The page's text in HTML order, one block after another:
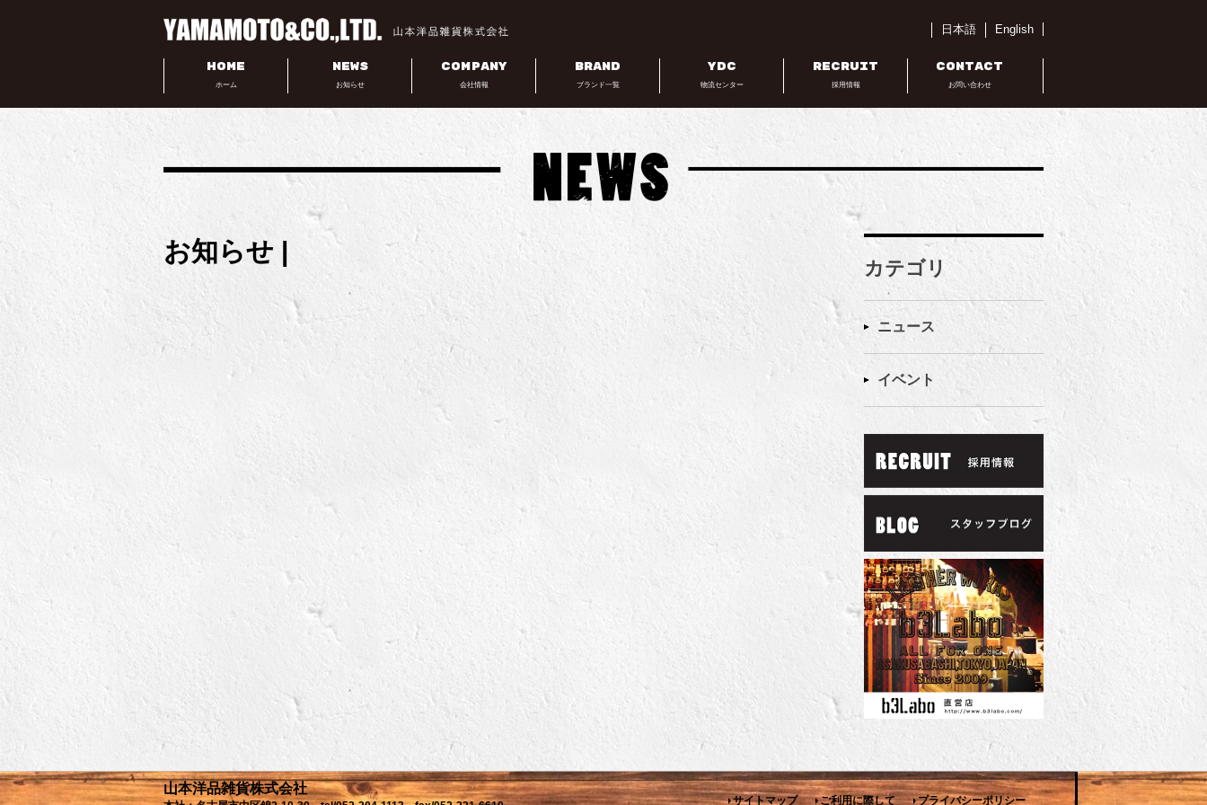
日本語 English
HOME
ホーム
NEWS
お知らせ
COMPANY
会社情報
BRAND
ブランド一覧
YDC
物流センター
RECRUIT
採用情報
CONTACT
お問い合わせ
お知らせ |
カテゴリ
ニュース
イベント
山本洋品雑貨株式会社
プライバシーポリシー
ご利用に際して
サイトマップ